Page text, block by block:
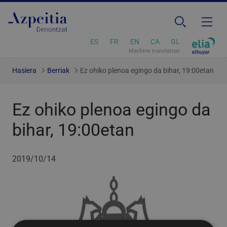
ES FR EN CA GL
Machine translation
Hasiera Berriak Ez ohiko plenoa egingo da bihar, 19:00etan
Ez ohiko plenoa egingo da
bihar, 19:00etan
2019/10/14